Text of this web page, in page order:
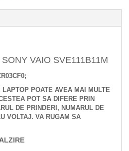
VAIO SVE111B11M
LAPTOP POATE AVEA MAI MULTE
POT SA DIFERE PRIN
DE PRINDERI, NUMARUL DE
VOLTAJ. VA RUGAM SA